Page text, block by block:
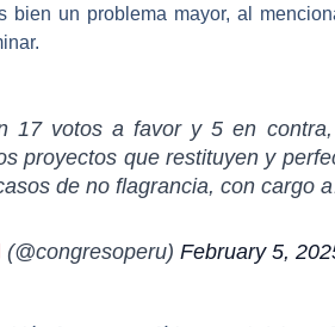
bien un problema mayor, al
17 votos a favor y 5 en
proyectos que restituyen y
de no flagrancia, con cargo
(@congresoperu)February 5,